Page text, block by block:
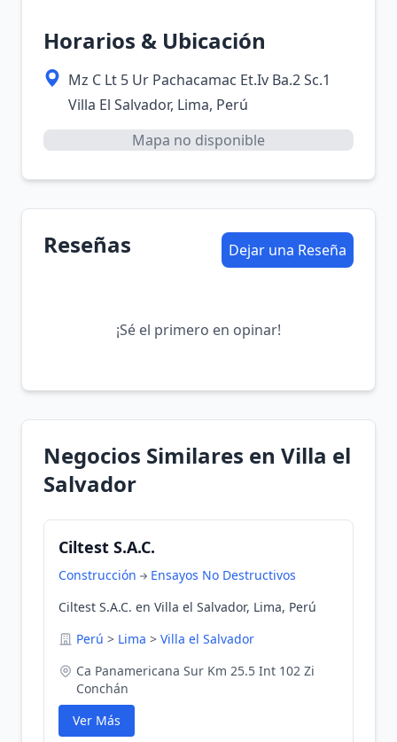
Horarios & Ubicación
Mz C Lt 5 Ur Pachacamac Et.Iv Ba.2 Sc.1
Villa El Salvador, Lima, Perú
Mapa no disponible
Reseñas Dejar una Reseña
¡Sé el primero en opinar!
Negocios Similares en Villa el
Salvador
Ciltest S.A.C.
Construcción
Ensayos No Destructivos
Ciltest S.A.C. en Villa el Salvador, Lima, Perú
Perú > Lima > Villa el Salvador
Ca Panamericana Sur Km 25.5 Int 102 Zi
Conchán
Ver Más